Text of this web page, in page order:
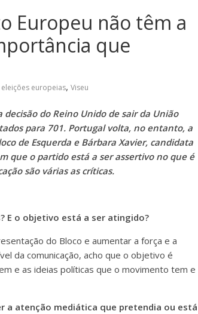
Europeu não têm a
que
eleições europeias, Viseu
do Reino Unido de sair da União
para 701. Portugal volta, no entanto, a
de Esquerda e Bárbara Xavier, candidata
que o partido está a ser assertivo no que é
são várias as críticas.
E o objetivo está a ser atingido?
do Bloco e aumentar a força e a
da comunicação, acho que o objetivo é
e as ideias políticas que o movimento tem e
a atenção mediática que pretendia ou está